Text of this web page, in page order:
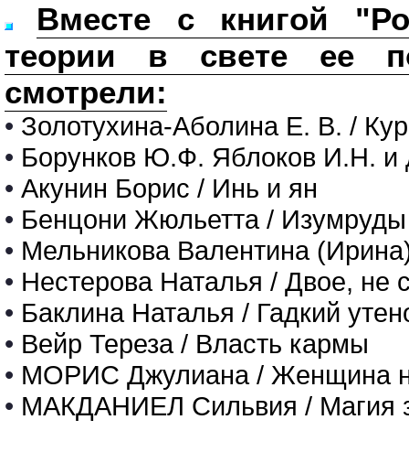
Вместе с книгой
теории в свете ее
смотрели:
• Золотухина-Аболина Е. В. /
• Борунков Ю.Ф. Яблоков И.Н. и
• Акунин Борис / Инь и ян
• Бенцони Жюльетта / Изумруды
• Мельникова Валентина
• Нестерова Наталья / Двое, не
• Баклина Наталья / Гадкий
• Вейр Тереза / Власть кармы
• МОРИС Джулиана / Женщина
• МАКДАНИЕЛ Сильвия / Магия